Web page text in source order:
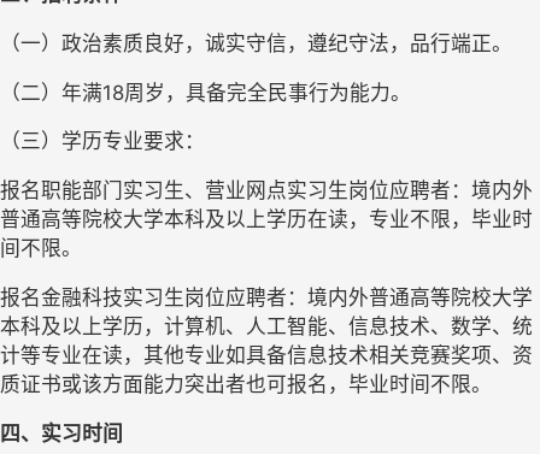
（一）政治素质良好，诚实守信，遵纪守法，品行端正。
（二）年满18周岁，具备完全民事行为能力。
（三）学历专业要求：
报名职能部门实习生、营业网点实习生岗位应聘者：境内外
普通高等院校大学本科及以上学历在读，专业不限，毕业时
间不限。
报名金融科技实习生岗位应聘者：境内外普通高等院校大学
本科及以上学历，计算机、人工智能、信息技术、数学、统
计等专业在读，其他专业如具备信息技术相关竞赛奖项、资
质证书或该方面能力突出者也可报名，毕业时间不限。
四、实习时间